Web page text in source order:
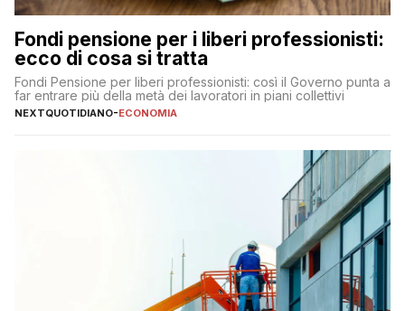
Fondi pensione per i liberi professionisti:
ecco di cosa si tratta
Fondi Pensione per liberi professionisti: così il Governo punta a
far entrare più della metà dei lavoratori in piani collettivi
NEXTQUOTIDIANO-ECONOMIA